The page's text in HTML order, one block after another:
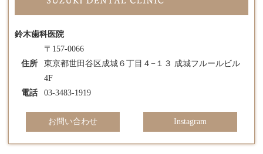
鈴木歯科医院
住所
〒157-0066
東京都世田谷区成城６丁目４−１３ 成城フルールビル
4F
電話
03-3483-1919
お問い合わせ Instagram